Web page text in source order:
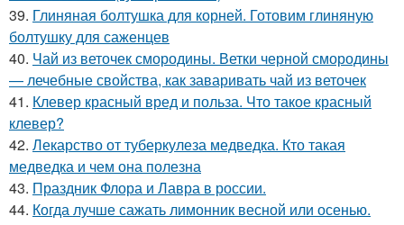
39. Глиняная болтушка для корней. Готовим глиняную
болтушку для саженцев
40. Чай из веточек смородины. Ветки черной смородины
— лечебные свойства, как заваривать чай из веточек
41. Клевер красный вред и польза. Что такое красный
клевер?
42. Лекарство от туберкулеза медведка. Кто такая
медведка и чем она полезна
43. Праздник Флора и Лавра в россии.
44. Когда лучше сажать лимонник весной или осенью.